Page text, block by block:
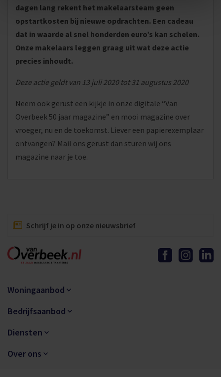
dagen lang rekent het makelaarsteam geen
opstartkosten bij nieuwe opdrachten. Een cadeau
dat in waarde al snel honderden euro’s kan schelen.
Onze makelaars leggen graag uit wat deze actie
precies inhoudt.
Deze actie geldt van 13 juli 2020 tot 31 augustus 2020
Neem ook gerust een kijkje in onze digitale “Van
Overbeek 50 jaar magazine” en mooi magazine over
vroeger, nu en de toekomst. Liever een papierexemplaar
ontvangen? Mail ons gerust dan sturen wij ons
magazine naar je toe.
Schrijf je in op onze nieuwsbrief
Woningaanbod
Bedrijfsaanbod
Diensten
Over ons